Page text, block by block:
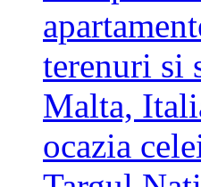
terenuri si
Malta,
ocazia